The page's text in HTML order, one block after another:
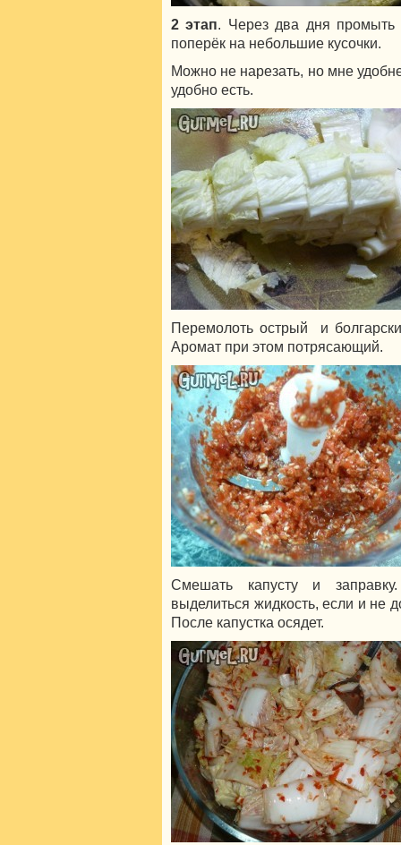
2 этап . Через два дня промыть
поперёк на небольшие кусочки.
Можно не нарезать, но мне
удобно есть.
Перемолоть острый и
Аромат при этом потрясающий.
Смешать капусту и
выделиться жидкость, если и не
После капустка осядет.